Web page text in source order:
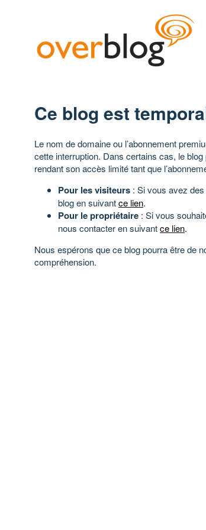
Ce blog est
Le nom de domaine ou l’abonnement
cette interruption. Dans certains cas, le
rendant son accès limité tant que
Pour les visiteurs : Si vous avez
blog en suivantce lien.
Pour le propriétaire : Si vous
nous contacter en suivantce lien.
Nous espérons que ce blog pourra être de
compréhension.